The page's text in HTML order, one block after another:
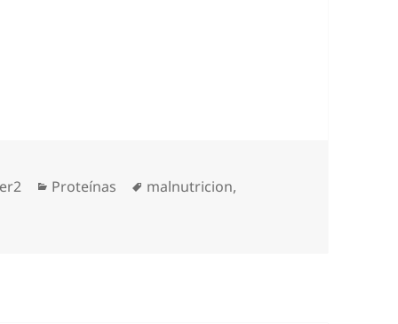
Categorías
Proteínas Etiquetas
malnutricion,